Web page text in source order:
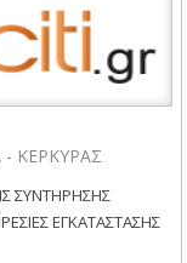
- ΚΕΡΚΥΡΑΣ
ΣΥΝΤΗΡΗΣΗΣ
ΕΓΚΑΤΑΣΤΑΣΗΣ